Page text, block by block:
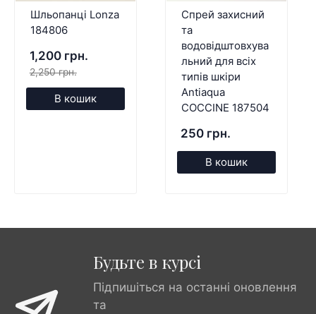
Шльопанці Lonza
184806
1,200 грн.
2,250 грн.
В кошик
Спрей захисний
та
водовідштовхува
льний для всіх
типів шкіри
Antiaqua
COCCINE 187504
250 грн.
В кошик
Будьте в курсі
Підпишіться на останні оновлення
та